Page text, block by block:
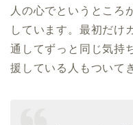
人の心でというところ
しています。最初だけ
通してずっと同じ気持
援している人もついて